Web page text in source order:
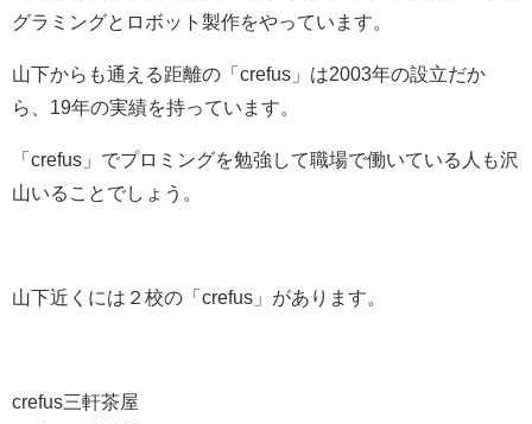
グラミングとロボット製作をやっています。
山下からも通える距離の「crefus」は2003年の設立だか
ら、19年の実績を持っています。
「crefus」でプロミングを勉強して職場で働いている人も沢
山いることでしょう。
山下近くには２校の「crefus」があります。
crefus三軒茶屋